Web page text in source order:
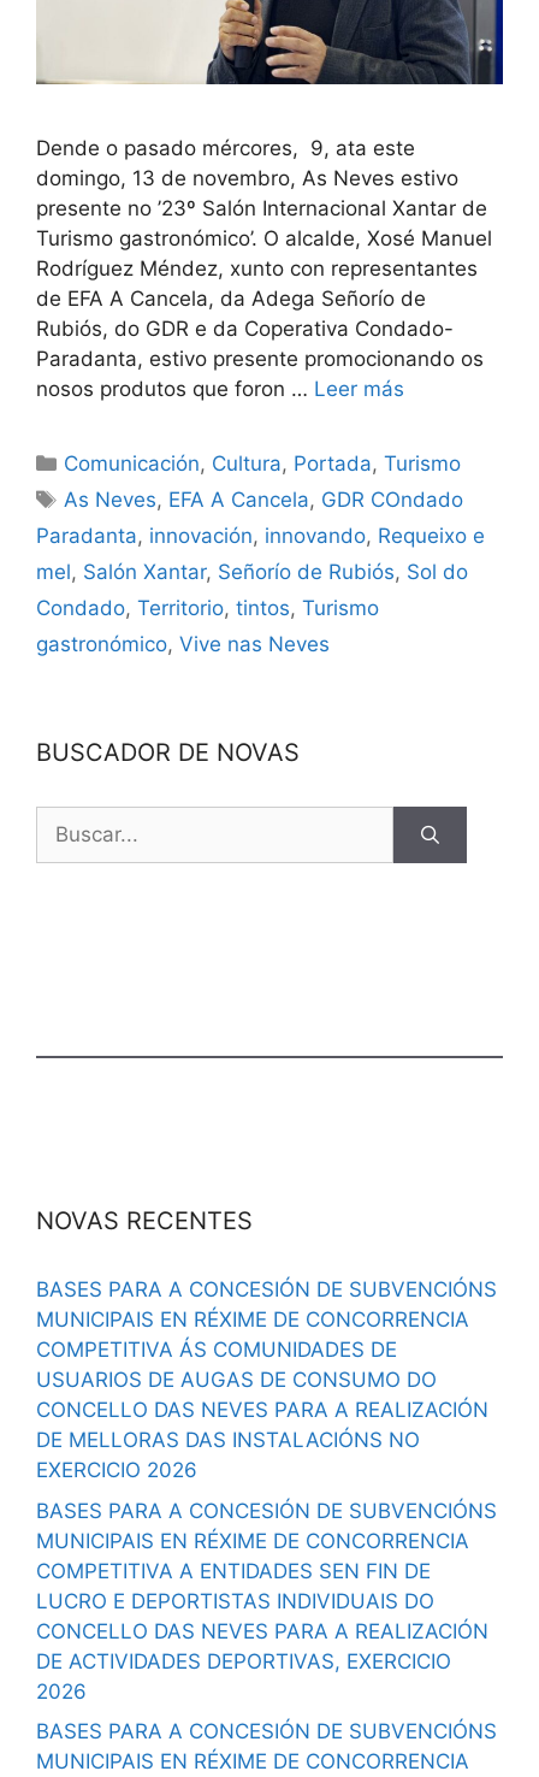
Dende o pasado mércores, 9, ata este
domingo, 13 de novembro, As Neves estivo
presente no ’23º Salón Internacional Xantar de
Turismo gastronómico’. O alcalde, Xosé Manuel
Rodríguez Méndez, xunto con representantes
de EFA A Cancela, da Adega Señorío de
Rubiós, do GDR e da Coperativa Condado-
Paradanta, estivo presente promocionando os
nosos produtos que foron … Leer más
Comunicación, Cultura, Portada,Turismo
As Neves, EFA A Cancela, GDR COndado
Paradanta, innovación, innovando, Requeixo e
mel, Salón Xantar, Señorío de Rubiós, Sol do
Condado, Territorio, tintos, Turismo
gastronómico, Vive nas Neves
BUSCADOR DE NOVAS
NOVAS RECENTES
BASES PARA A CONCESIÓN DE SUBVENCIÓNS
MUNICIPAIS EN RÉXIME DE CONCORRENCIA
COMPETITIVA ÁS COMUNIDADES DE
USUARIOS DE AUGAS DE CONSUMO DO
CONCELLO DAS NEVES PARA A REALIZACIÓN
DE MELLORAS DAS INSTALACIÓNS NO
EXERCICIO 2026
BASES PARA A CONCESIÓN DE SUBVENCIÓNS
MUNICIPAIS EN RÉXIME DE CONCORRENCIA
COMPETITIVA A ENTIDADES SEN FIN DE
LUCRO E DEPORTISTAS INDIVIDUAIS DO
CONCELLO DAS NEVES PARA A REALIZACIÓN
DE ACTIVIDADES DEPORTIVAS, EXERCICIO
2026
BASES PARA A CONCESIÓN DE SUBVENCIÓNS
MUNICIPAIS EN RÉXIME DE CONCORRENCIA